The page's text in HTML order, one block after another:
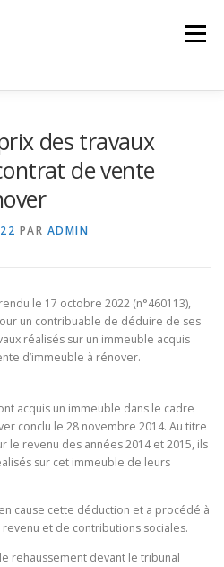
Menu
JURIDIQUES
des travaux
de vente
PAR ADMIN
le 17 octobre 2022 (n°460113),
un contribuable de déduire de ses
réalisés sur un immeuble acquis
d’immeuble à rénover.
acquis un immeuble dans le cadre
conclu le 28 novembre 2014. Au titre
le revenu des années 2014 et 2015, ils
sur cet immeuble de leurs
cause cette déduction et a procédé à
et de contributions sociales.
rehaussement devant le tribunal